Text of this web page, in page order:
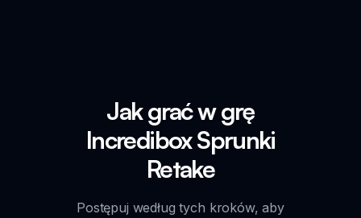
Jak grać w grę
Incredibox Sprunki
Retake
Postępuj według tych kroków, aby